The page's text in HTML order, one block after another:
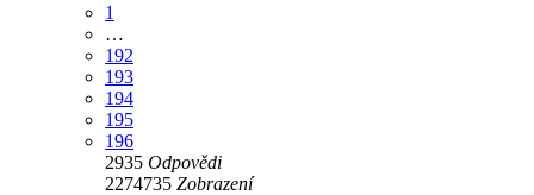
1
…
192
193
194
195
196
2935 Odpovědi
2274735 Zobrazení